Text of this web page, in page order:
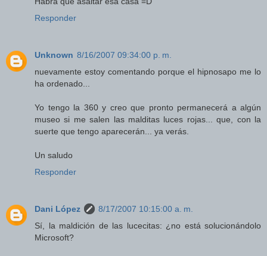
Responder
Unknown 8/16/2007 09:34:00 p. m.
nuevamente estoy comentando porque el hipnosapo me lo
ha ordenado...
Yo tengo la 360 y creo que pronto permanecerá a algún
museo si me salen las malditas luces rojas... que, con la
suerte que tengo aparecerán... ya verás.
Un saludo
Responder
Dani López
8/17/2007 10:15:00 a. m.
Sí, la maldición de las lucecitas: ¿no está solucionándolo
Microsoft?